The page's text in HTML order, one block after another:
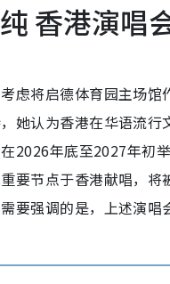
香港演唱
虑将启德体育园主场
她认为香港在华语流
2026年底至2027年初
要节点于香港献唱，
要强调的是，上述演